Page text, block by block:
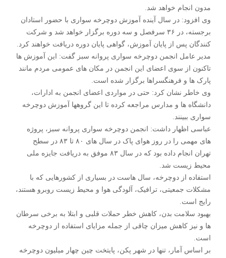
مدون انجام خواهد شد.
وی افزود: در سال آینده آموزش دوچرخه سواری با حضور استادان
برجسته، در ۳۶ سرفصل و سه دوره برگزار خواهد شد و شرکت
کنندگان پس از پایان آموزش، گواهی پایان دوره دریافت خواهند کرد.
مدیر عامل انجمن دوچرخه سواری پروانه سبز گفت: این آموزش ها
تاکنون از سوی اعضای این انجمن در مکان های عمومی مردم مانند
پارک ها و فرهنگسراها برگزار شده است.
وی خاطر نشان کرد: حتی در مواردی اعضای انجمن به ادارات،
دانشگاه ها و مدارس مراجعه کرده تا این گروهها آموزش دوچرخه
سواری ببینند.
عباسی اظهار داشت: انجمن دوچرخه سواری پروانه سبز، پروژه
های مهمی را در روز هوای پاک در سال های ۸۰ تا ۸۳ در سطح
تهران انجام داده بود که در سال ۸۳ موفق به دریافت جایزه ملی
محیط زیست شد.
استفاده از دوچرخه، سال هاست در بسیاری از کشورهایی که با
مشکلات جمعیتی، ترافیک، آلودگی هوا و محیط زیست روبرو هستند،
رایج است.
بهبود سلامت بدن، کاهش خطر حملات قلبی و ابتلا به برخی سرطان
ها و نیز کاهش میزان چاقی از جمله مزایای استفاده از دوچرخه
است.
بر اساس آمار، تنها در شهر پکن، پایتخت چین چهار میلیون دوچرخه